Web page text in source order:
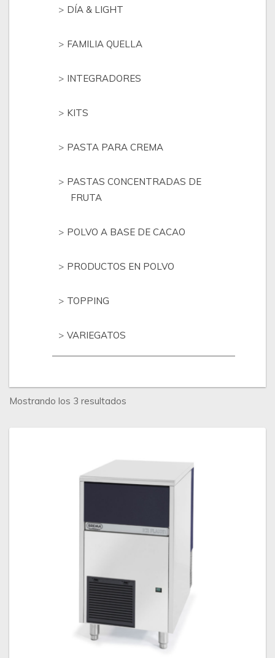
DÍA & LIGHT
FAMILIA QUELLA
INTEGRADORES
KITS
PASTA PARA CREMA
PASTAS CONCENTRADAS DE
FRUTA
POLVO A BASE DE CACAO
PRODUCTOS EN POLVO
TOPPING
VARIEGATOS
Mostrando los 3 resultados